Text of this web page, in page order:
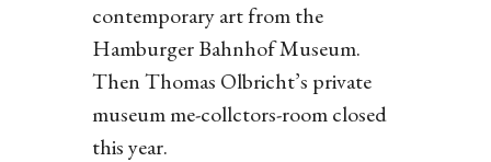
contemporary art from the
Hamburger Bahnhof Museum.
Then Thomas Olbricht’s private
museum me-collctors-room closed
this year.